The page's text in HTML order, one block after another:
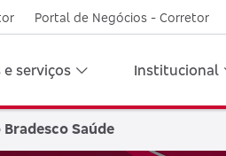
Portal de Negócios - Corretor
serviços Institucional
Saúde